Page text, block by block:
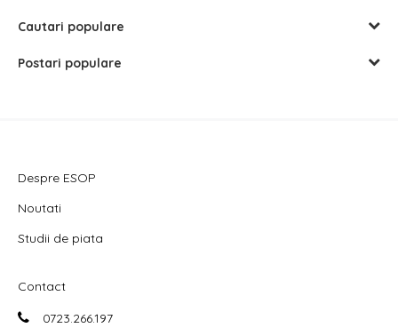
Cautari populare
Postari populare
Despre ESOP
Noutati
Studii de piata
Contact
0723.266.197